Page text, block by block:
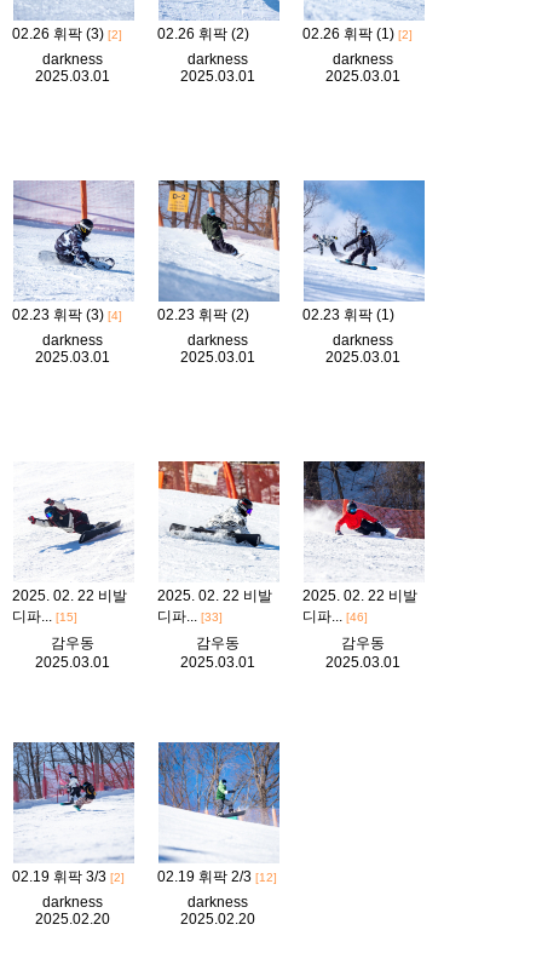
02.26 휘팍 (3) [2]
darkness
2025.03.01
02.26 휘팍 (2)
darkness
2025.03.01
02.26 휘팍 (1) [2]
darkness
2025.03.01
02.23 휘팍 (3) [4]
darkness
2025.03.01
02.23 휘팍 (2)
darkness
2025.03.01
02.23 휘팍 (1)
darkness
2025.03.01
2025. 02. 22 비발
디파... [15]
감우동
2025.03.01
2025. 02. 22 비발
디파... [33]
감우동
2025.03.01
2025. 02. 22 비발
디파... [46]
감우동
2025.03.01
02.19 휘팍 3/3 [2]
darkness
2025.02.20
02.19 휘팍 2/3 [12]
darkness
2025.02.20